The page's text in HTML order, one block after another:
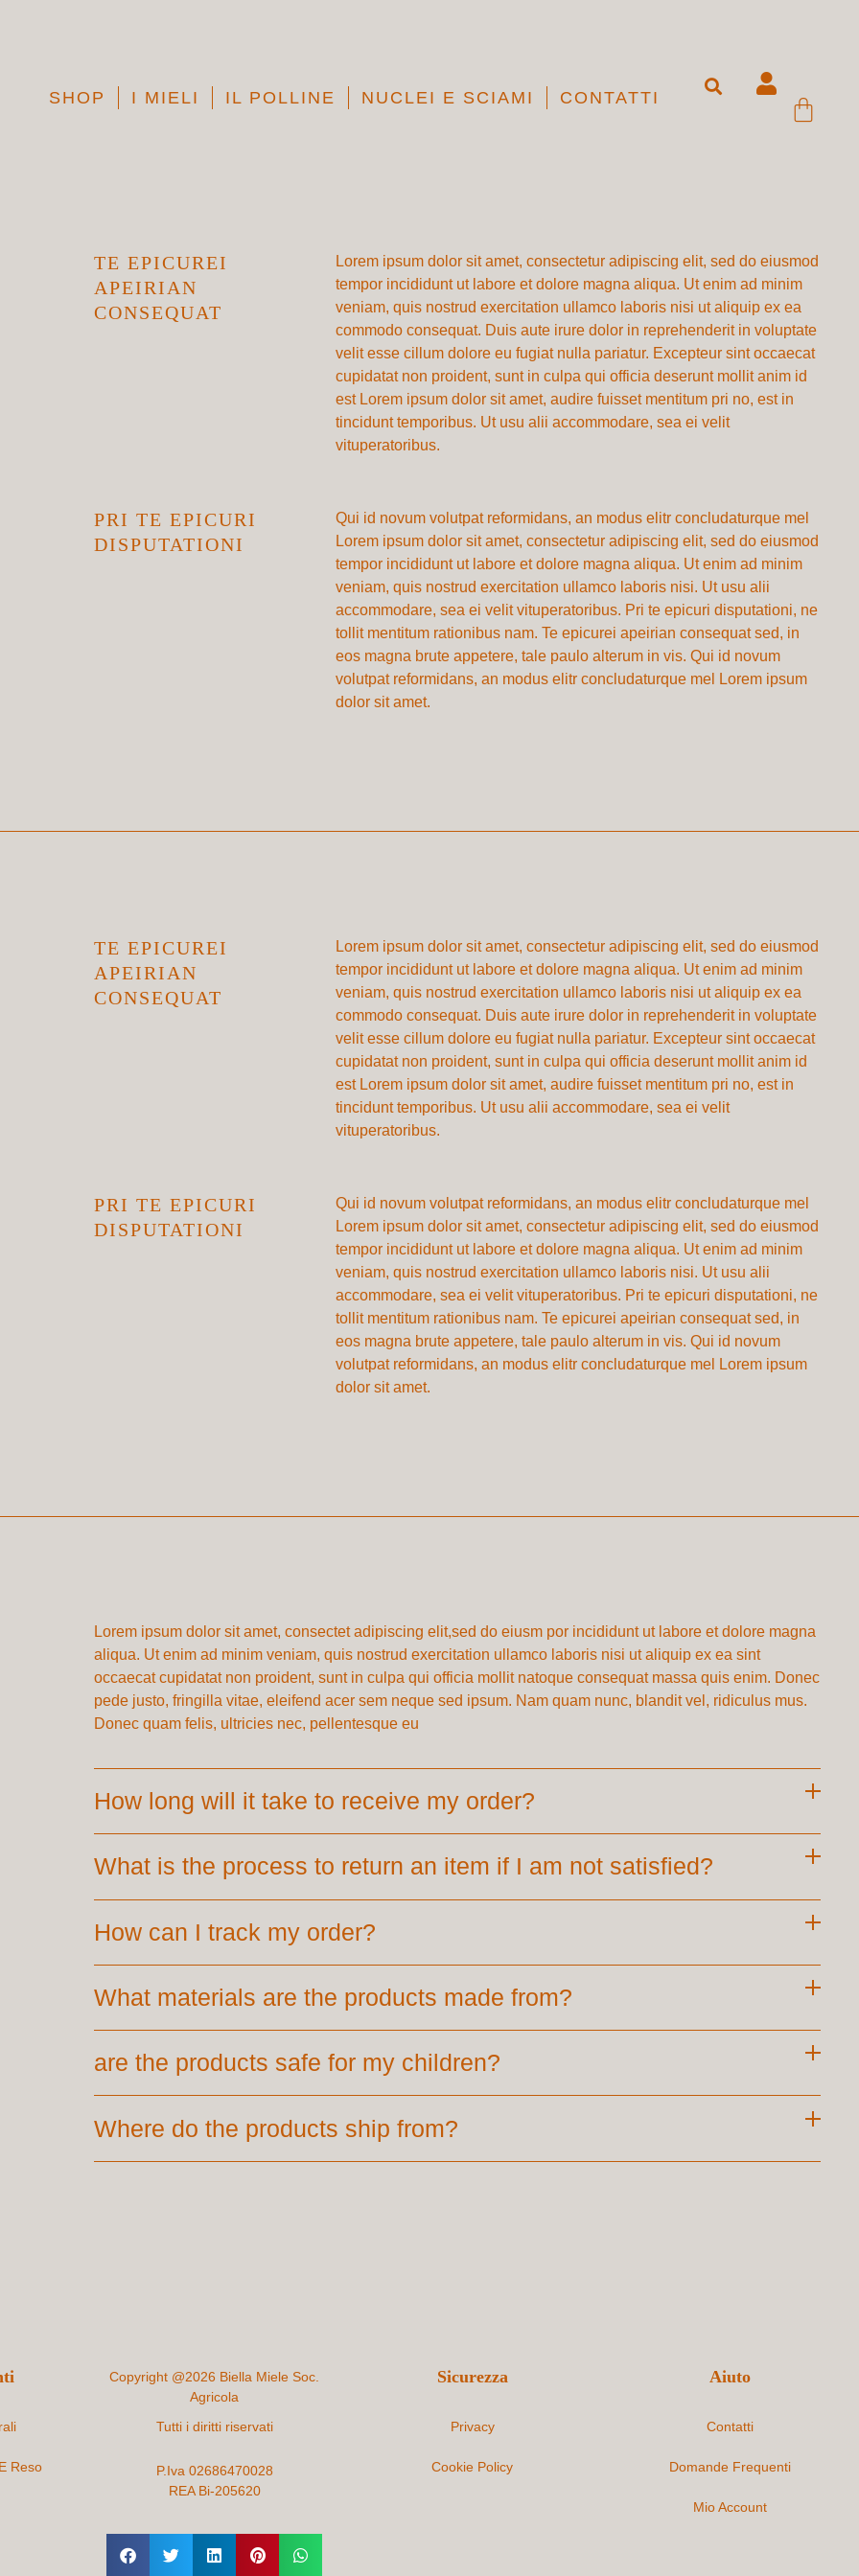
SHOP I MIELI IL POLLINE NUCLEI E SCIAMI CONTATTI
TE EPICUREI
APEIRIAN
CONSEQUAT
Lorem ipsum dolor sit amet, consectetur adipiscing elit, sed do eiusmod
tempor incididunt ut labore et dolore magna aliqua. Ut enim ad minim
veniam, quis nostrud exercitation ullamco laboris nisi ut aliquip ex ea
commodo consequat. Duis aute irure dolor in reprehenderit in voluptate
velit esse cillum dolore eu fugiat nulla pariatur. Excepteur sint occaecat
cupidatat non proident, sunt in culpa qui officia deserunt mollit anim id
est Lorem ipsum dolor sit amet, audire fuisset mentitum pri no, est in
tincidunt temporibus. Ut usu alii accommodare, sea ei velit
vituperatoribus.
PRI TE EPICURI
DISPUTATIONI
Qui id novum volutpat reformidans, an modus elitr concludaturque mel
Lorem ipsum dolor sit amet, consectetur adipiscing elit, sed do eiusmod
tempor incididunt ut labore et dolore magna aliqua. Ut enim ad minim
veniam, quis nostrud exercitation ullamco laboris nisi. Ut usu alii
accommodare, sea ei velit vituperatoribus. Pri te epicuri disputationi, ne
tollit mentitum rationibus nam. Te epicurei apeirian consequat sed, in
eos magna brute appetere, tale paulo alterum in vis. Qui id novum
volutpat reformidans, an modus elitr concludaturque mel Lorem ipsum
dolor sit amet.
TE EPICUREI
APEIRIAN
CONSEQUAT
Lorem ipsum dolor sit amet, consectetur adipiscing elit, sed do eiusmod
tempor incididunt ut labore et dolore magna aliqua. Ut enim ad minim
veniam, quis nostrud exercitation ullamco laboris nisi ut aliquip ex ea
commodo consequat. Duis aute irure dolor in reprehenderit in voluptate
velit esse cillum dolore eu fugiat nulla pariatur. Excepteur sint occaecat
cupidatat non proident, sunt in culpa qui officia deserunt mollit anim id
est Lorem ipsum dolor sit amet, audire fuisset mentitum pri no, est in
tincidunt temporibus. Ut usu alii accommodare, sea ei velit
vituperatoribus.
PRI TE EPICURI
DISPUTATIONI
Qui id novum volutpat reformidans, an modus elitr concludaturque mel
Lorem ipsum dolor sit amet, consectetur adipiscing elit, sed do eiusmod
tempor incididunt ut labore et dolore magna aliqua. Ut enim ad minim
veniam, quis nostrud exercitation ullamco laboris nisi. Ut usu alii
accommodare, sea ei velit vituperatoribus. Pri te epicuri disputationi, ne
tollit mentitum rationibus nam. Te epicurei apeirian consequat sed, in
eos magna brute appetere, tale paulo alterum in vis. Qui id novum
volutpat reformidans, an modus elitr concludaturque mel Lorem ipsum
dolor sit amet.
Lorem ipsum dolor sit amet, consectet adipiscing elit,sed do eiusm por incididunt ut labore et dolore magna
aliqua. Ut enim ad minim veniam, quis nostrud exercitation ullamco laboris nisi ut aliquip ex ea sint
occaecat cupidatat non proident, sunt in culpa qui officia mollit natoque consequat massa quis enim. Donec
pede justo, fringilla vitae, eleifend acer sem neque sed ipsum. Nam quam nunc, blandit vel, ridiculus mus.
Donec quam felis, ultricies nec, pellentesque eu
How long will it take to receive my order?
What is the process to return an item if I am not satisfied?
How can I track my order?
What materials are the products made from?
are the products safe for my children?
Where do the products ship from?
Reso
Copyright @2026 Biella Miele Soc.
Agricola
Tutti i diritti riservati
P.Iva 02686470028
REA Bi-205620
Sicurezza
Privacy
Cookie Policy
Aiuto
Contatti
Domande Frequenti
Mio Account